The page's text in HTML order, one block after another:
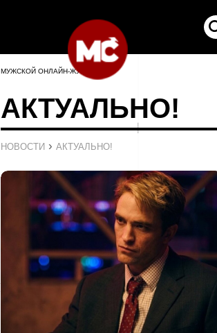
МУЖСКОЙ ОНЛАЙН-ЖУРНАЛ
АКТУАЛЬНО!
НОВОСТИ › АКТУАЛЬНО!